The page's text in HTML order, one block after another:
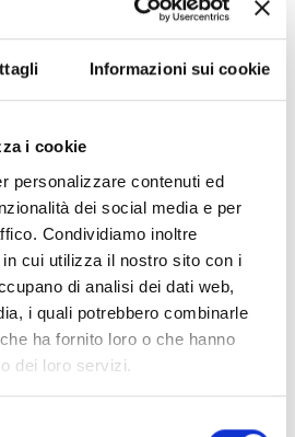
Informazioni sui cookie
i cookie
personalizzare contenuti ed
dei social media e per
Condividiamo inoltre
cui utilizza il nostro sito con i
di analisi dei dati web,
i quali potrebbero combinarle
ha fornito loro o che hanno
dei loro servizi.
Pubblicato in data: 03/03/2020